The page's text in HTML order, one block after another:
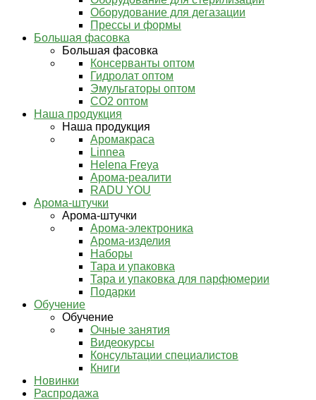
Оборудование для дегазации
Прессы и формы
Большая фасовка
Большая фасовка
Консерванты оптом
Гидролат оптом
Эмульгаторы оптом
СО2 оптом
Наша продукция
Наша продукция
Аромакраса
Linnea
Helena Freya
Арома-реалити
RADU YOU
Арома-штучки
Арома-штучки
Арома-электроника
Арома-изделия
Наборы
Тара и упаковка
Тара и упаковка для парфюмерии
Подарки
Обучение
Обучение
Очные занятия
Видеокурсы
Консультации специалистов
Книги
Новинки
Распродажа